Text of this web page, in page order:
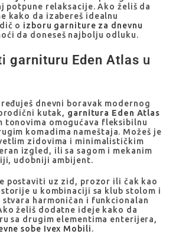
potpune relaksacije. Ako želiš da
kako da izabereš idealnu
o izboru garniture za dnevnu
da doneseš najbolju odluku.
garnituru Eden Atlas u
dnevni boravak modernog
kutak, garnitura Eden Atlas
tonovima omogućava fleksibilnu
komadima nameštaja. Možeš je
zidovima i minimalističkim
izgled, ili sa sagom i mekanim
udobniji ambijent.
postaviti uz zid, prozor ili čak kao
u kombinaciji sa klub stolom i
harmoničan i funkcionalan
želiš dodatne ideje kako da
sa drugim elementima enterijera,
sobe Ivex Mobili.